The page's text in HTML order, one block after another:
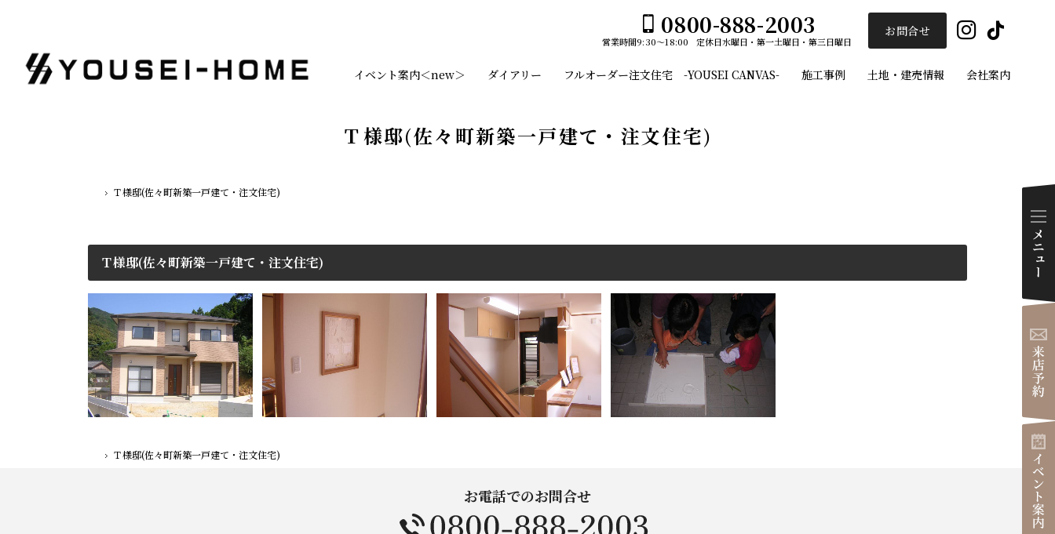
Ｔ様邸(佐々町新築一戸建て・注文住宅)
ホーム
Ｔ様邸(佐々町新築一戸建て・注文住宅)
Ｔ様邸(佐々町新築一戸建て・注文住宅)
ホーム
Ｔ様邸(佐々町新築一戸建て・注文住宅)
お電話でのお問合せ
イベント案内＜new＞
平屋
2階建て
ガレージ
EDGE -エッジ-
nature -ナチュレ-
Rustic -ラスティック-
BETON -ベトン-
フルオーダー注文住宅 -YOUSEI CANVAS-
会社案内
建築家との家づくりQ＆A
ダイアリー
2024年
イベント案内＜new＞ ダイアリー フルオーダー注文住宅 -YOUSEI CANVAS- 施工事例 土地・建売情報 会社案内
0800-888-2003
営業時間9:30～18:00 定休日水曜日・第一土曜日・第三日曜日
お問合せ